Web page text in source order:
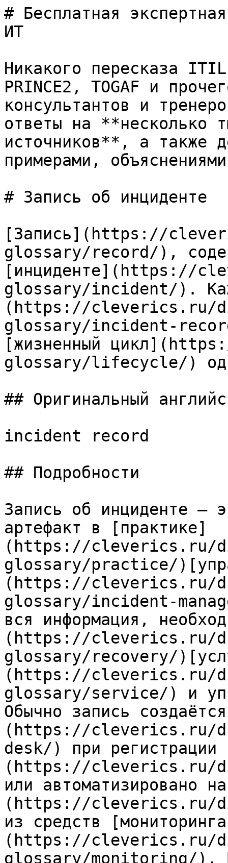
# Бесплатная
ИТ
Никакого пересказа
PRINCE2, TOGAF и
консультантов и
ответы на **несколько
источников**, а также
примерами,
# Запись об инциденте
[Запись](https://
glossary/record/),
[инциденте](https://
glossary/incident/).
(https://cleverics.ru/
glossary/incident-
[жизненный
glossary/lifecycle/)
## Оригинальный
incident record
## Подробности
Запись об инциденте —
артефакт в [практике]
(https://cleverics.ru/
glossary/practice/
(https://cleverics.ru/
glossary/incident-
вся информация,
(https://cleverics.ru/
glossary/recovery/
(https://cleverics.ru/
glossary/service/) и
Обычно запись
(https://cleverics.ru/
desk/) при регистрации
(https://cleverics.ru/
или автоматизировано
(https://cleverics.ru/
из средств
(https://cleverics.ru/
glossary/monitoring/). В